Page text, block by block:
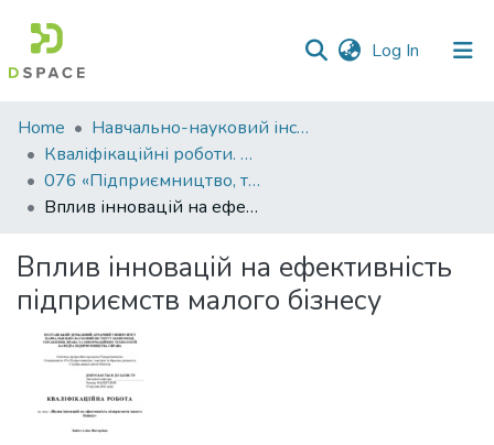
Log In (current)
Communities
&
Collections
Statistics
Home
Навчально-науковий інститут економіки, управління, права та інформаційних технологій
Кваліфікаційні роботи. ННІ економіки, управління, права та ІТ
076 «Підприємництво, торгівля та біржова діяльність» - Магістри 2023-2024
Вплив інновацій на ефективність підприємств малого бізнесу
Вплив інновацій на ефективність
підприємств малого бізнесу